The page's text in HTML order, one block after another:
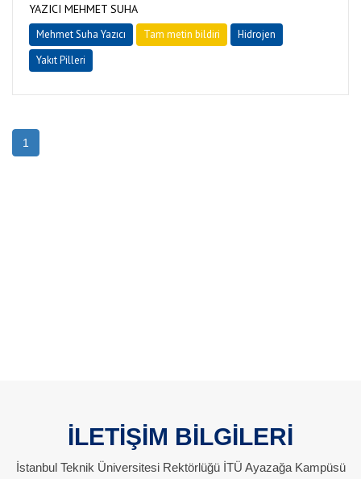
YAZICI MEHMET SUHA
Mehmet Suha Yazıcı Tam metin bildiri
Hidrojen
Yakıt Pilleri
1
İLETİŞİM BİLGİLERİ
İstanbul Teknik Üniversitesi Rektörlüğü İTÜ Ayazağa Kampüsü